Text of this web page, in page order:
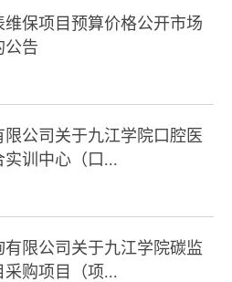
保项目预算价格公开市场
公告
公司关于九江学院口腔医
训中心（口...
限公司关于九江学院碳监
购项目（项...